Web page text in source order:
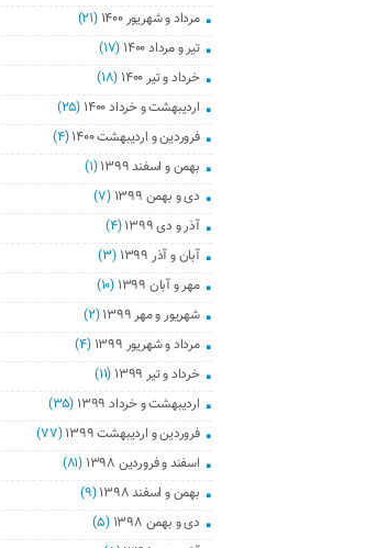
مرداد و شهریور ۱۴۰۰
(۲۱)
تیر و مرداد ۱۴۰۰
(۱۷)
خرداد و تیر ۱۴۰۰
(۱۸)
اردیبهشت و خرداد ۱۴۰۰
(۲۵)
فروردین و اردیبهشت ۱۴۰۰
(۴)
بهمن و اسفند ۱۳۹۹
(۱)
دی و بهمن ۱۳۹۹
(۷)
آذر و دی ۱۳۹۹
(۴)
آبان و آذر ۱۳۹۹
(۳)
مهر و آبان ۱۳۹۹
(۱۰)
شهریور و مهر ۱۳۹۹
(۲)
مرداد و شهریور ۱۳۹۹
(۴)
خرداد و تیر ۱۳۹۹
(۱۱)
اردیبهشت و خرداد ۱۳۹۹
(۳۵)
فروردین و اردیبهشت ۱۳۹۹
(۷۷)
اسفند و فروردین ۱۳۹۸
(۸۱)
بهمن و اسفند ۱۳۹۸
(۹)
دی و بهمن ۱۳۹۸
(۵)